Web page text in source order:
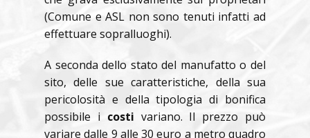
(Comune e ASL non sono tenuti infatti ad
effettuare sopralluoghi).
A seconda dello stato del manufatto o del
sito, delle sue caratteristiche, della sua
pericolosità e della tipologia di bonifica
possibile i costi variano. Il prezzo può
variare dalle 9 alle 30 euro a metro quadro